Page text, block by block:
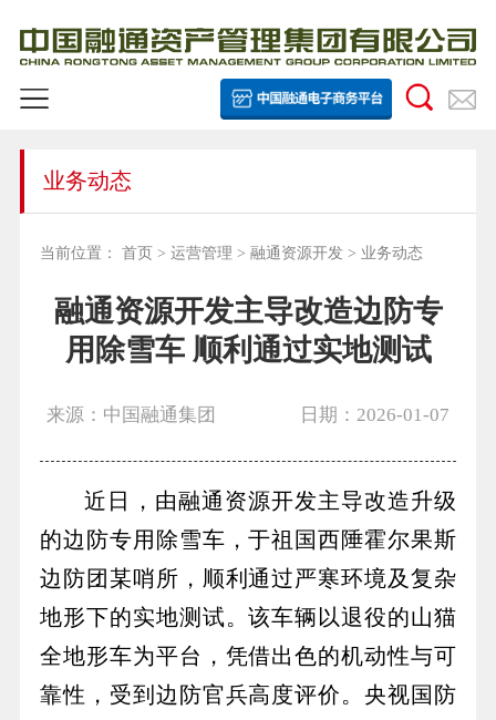
业务动态
当前位置： 首页> 运营管理 > 融通资源开发> 业务动态
融通资源开发主导改造边防专
用除雪车 顺利通过实地测试
来源：中国融通集团 日期：2026-01-07
近日，由融通资源开发主导改造升级
的边防专用除雪车，于祖国西陲霍尔果斯
边防团某哨所，顺利通过严寒环境及复杂
地形下的实地测试。该车辆以退役的山猫
全地形车为平台，凭借出色的机动性与可
靠性，受到边防官兵高度评价。央视国防